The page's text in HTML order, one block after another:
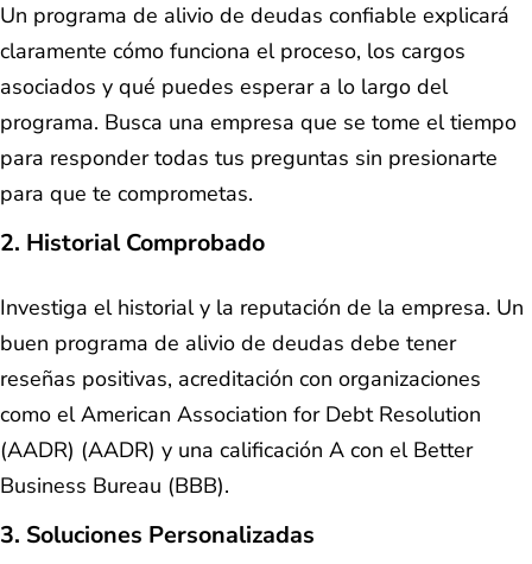
Un programa de alivio de deudas confiable explicará
claramente cómo funciona el proceso, los cargos
asociados y qué puedes esperar a lo largo del
programa. Busca una empresa que se tome el tiempo
para responder todas tus preguntas sin presionarte
para que te comprometas.
2. Historial Comprobado
Investiga el historial y la reputación de la empresa. Un
buen programa de alivio de deudas debe tener
reseñas positivas, acreditación con organizaciones
como el American Association for Debt Resolution
(AADR) (AADR) y una calificación A con el Better
Business Bureau (BBB).
3. Soluciones Personalizadas